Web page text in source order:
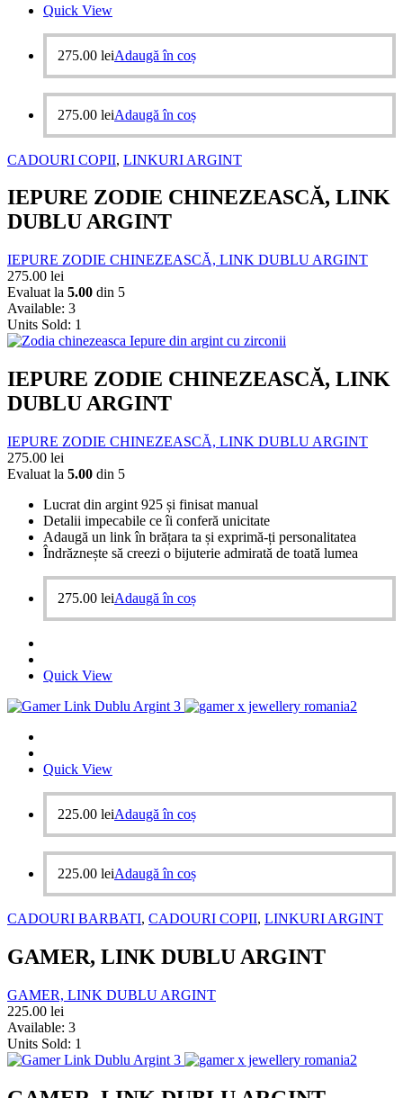
Quick View
275.00 leiAdaugă în coș
275.00 leiAdaugă în coș
CADOURI COPII, LINKURI ARGINT
IEPURE ZODIE CHINEZEASCĂ, LINK
DUBLU ARGINT
IEPURE ZODIE CHINEZEASCĂ, LINK DUBLU ARGINT
275.00 lei
Evaluat la 5.00 din 5
Available: 3
Units Sold: 1
IEPURE ZODIE CHINEZEASCĂ, LINK
DUBLU ARGINT
IEPURE ZODIE CHINEZEASCĂ, LINK DUBLU ARGINT
275.00 lei
Evaluat la 5.00 din 5
Lucrat din argint 925 și finisat manual
Detalii impecabile ce îi conferă unicitate
Adaugă un link în brățara ta și exprimă-ți personalitatea
Îndrăznește să creezi o bijuterie admirată de toată lumea
275.00 leiAdaugă în coș
Quick View
Quick View
225.00 leiAdaugă în coș
225.00 leiAdaugă în coș
CADOURI BARBATI, CADOURI COPII, LINKURI ARGINT
GAMER, LINK DUBLU ARGINT
GAMER, LINK DUBLU ARGINT
225.00 lei
Available: 3
Units Sold: 1